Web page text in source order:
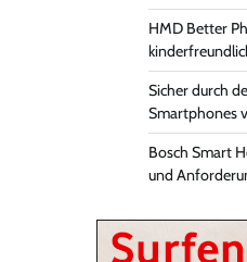
HMD Better
Sicher durch
Smartphones
Bosch Smart
und